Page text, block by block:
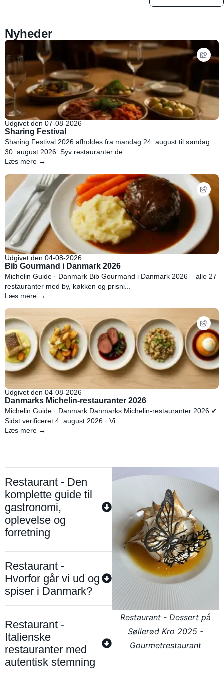
Nyheder
Udgivet den 07-08-2026
Sharing Festival
Sharing Festival 2026 afholdes fra mandag 24. august til søndag
30. august 2026. Syv restauranter de...
Læs mere →
Udgivet den 04-08-2026
Bib Gourmand i Danmark 2026
Michelin Guide · Danmark Bib Gourmand i Danmark 2026 – alle 27
restauranter med by, køkken og prisni...
Læs mere →
Udgivet den 04-08-2026
Danmarks Michelin-restauranter 2026
Michelin Guide · Danmark Danmarks Michelin-restauranter 2026 ✔
Sidst verificeret 4. august 2026 · Vi...
Læs mere →
Restaurant - Den
komplette guide til
gastronomi,
oplevelse og
forretning
Restaurant -
Hvorfor går vi ud og
spiser i Danmark?
Restaurant -
Italienske
restauranter med
autentisk stemning
Restaurant - Dessert på
Søllerød Kro 2025 -
Gourmetrestaurant